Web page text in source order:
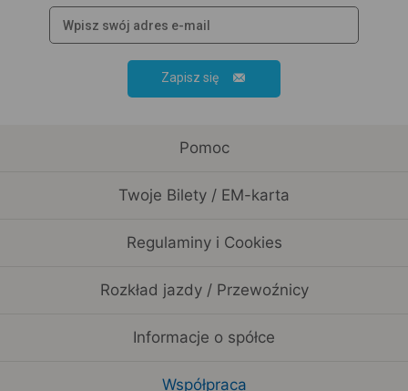
Zapisz się
Pomoc
Twoje Bilety / EM-karta
Regulaminy i Cookies
Rozkład jazdy / Przewoźnicy
Informacje o spółce
Współpraca